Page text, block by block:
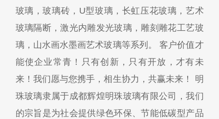
玻璃，玻璃砖，U型玻璃，长虹压花玻璃，艺术
玻璃隔断，激光内雕发光玻璃，雕刻雕花工艺玻
璃，山水画水墨画艺术玻璃等系列。 客户价值才
能使企业常青！只有创新，只有开放，才有未
来！我们愿与您携手，相生协力，共赢未来！ 明
珠玻璃隶属于成都辉煌明珠玻璃有限公司，我们
的宗旨是为社会提供绿色环保、节能低碳型产品